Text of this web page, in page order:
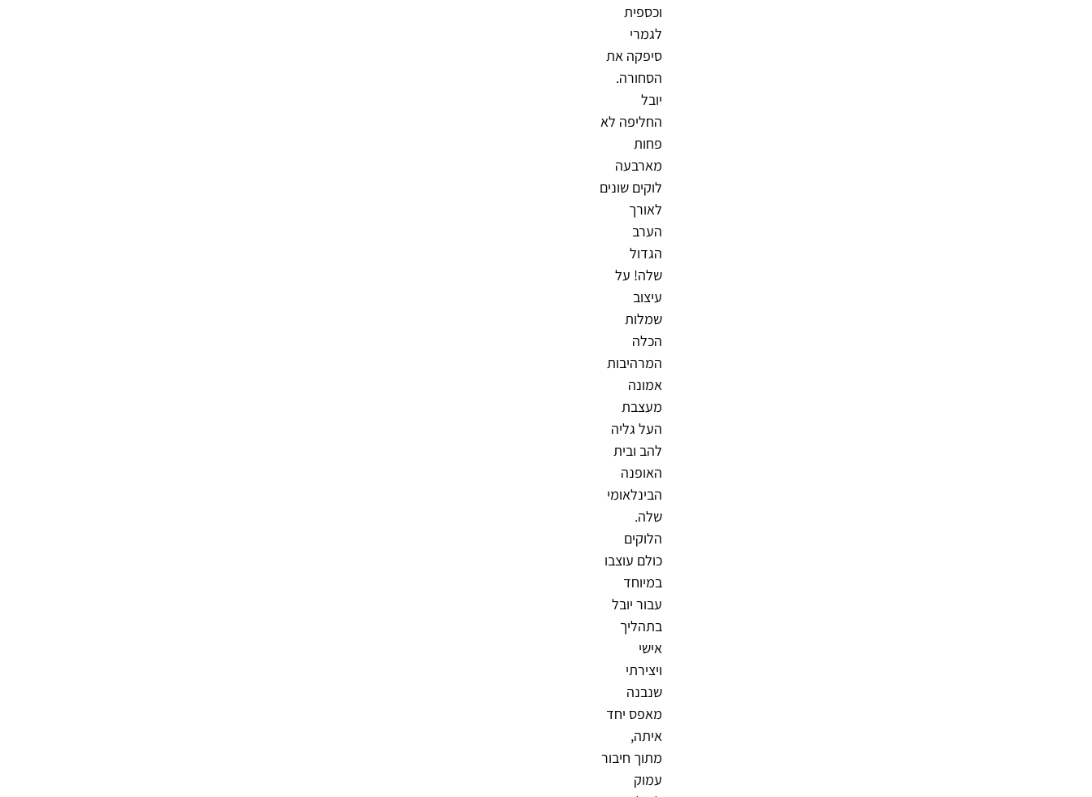
וכספית
לגמרי
סיפקה את
הסחורה.
יובל
החליפה לא
פחות
מארבעה
לוקים שונים
לאורך
הערב
הגדול
שלה! על
עיצוב
שמלות
הכלה
המרהיבות
אמונה
מעצבת
העל גליה
להב ובית
האופנה
הבינלאומי
שלה.
הלוקים
כולם עוצבו
במיוחד
עבור יובל
בתהליך
אישי
ויצירתי
שנבנה
מאפס יחד
איתה,
מתוך חיבור
עמוק